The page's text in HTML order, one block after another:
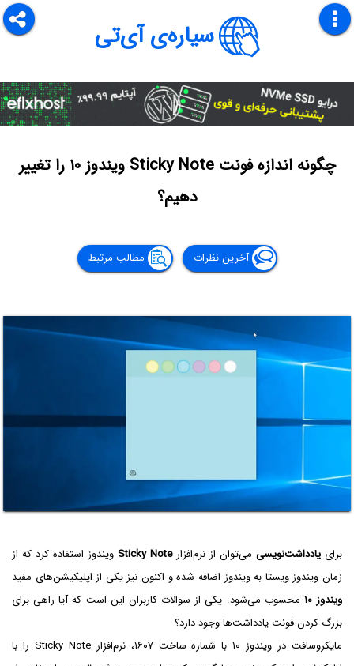
سیاره‌ی آی‌تی
چگونه اندازه فونت Sticky Note ویندوز ۱۰ را تغییر
دهیم؟
آخرین نظرات مطالب مرتبط
برای یادداشت‌نویسی می‌توان از نرم‌افزارSticky Note ویندوز استفاده کرد که از
زمان ویندوز ویستا به ویندوز اضافه شده و اکنون نیز یکی از اپلیکیشن‌های مفید
ویندوز ۱۰
محسوب می‌شود. یکی از سوالات کاربران این است که آیا راهی برای
بزرگ کردن فونت یادداشت‌ها وجود دارد؟
مایکروسافت در ویندوز ۱۰ با شماره ساخت ۱۶۰۷، نرم‌افزار Sticky Note را با